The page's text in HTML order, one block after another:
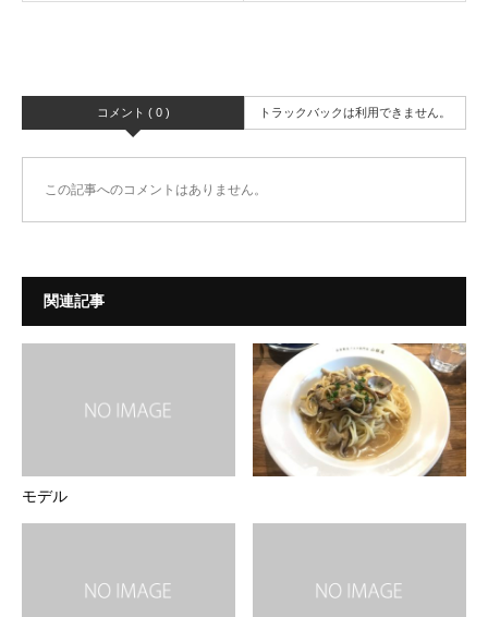
コメント ( 0 ) トラックバックは利用できません。
この記事へのコメントはありません。
関連記事
モデル